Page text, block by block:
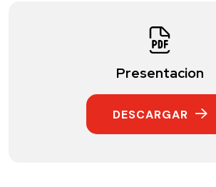
Presentacion
DESCARGAR